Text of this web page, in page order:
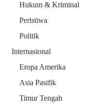
Hukum & Kriminal
Peristiwa
Politik
Internasional
Eropa Amerika
Asia Pasifik
Timur Tengah